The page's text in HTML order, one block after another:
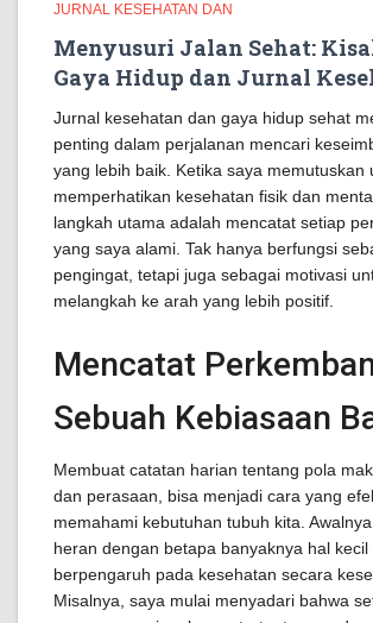
JURNAL KESEHATAN DAN
Menyusuri Jalan Sehat:
Gaya Hidup dan Jurnal
Jurnal kesehatan dan gaya hidup sehat
penting dalam perjalanan mencari
yang lebih baik. Ketika saya memutuskan
memperhatikan kesehatan fisik dan
langkah utama adalah mencatat setiap
yang saya alami. Tak hanya berfungsi
pengingat, tetapi juga sebagai motivasi
melangkah ke arah yang lebih positif.
Mencatat
Sebuah Kebiasaan
Membuat catatan harian tentang pola
dan perasaan, bisa menjadi cara yang
memahami kebutuhan tubuh kita.
heran dengan betapa banyaknya hal kecil
berpengaruh pada kesehatan secara
Misalnya, saya mulai menyadari bahwa